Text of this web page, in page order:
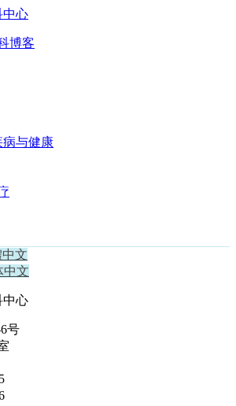
中心
博客
病与健康
文
中文
中心
号